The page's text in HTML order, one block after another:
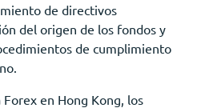
de directivos
del origen de los fondos y
de cumplimiento
en Hong Kong, los